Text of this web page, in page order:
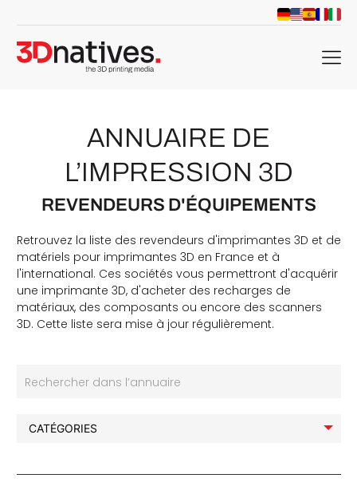
menu
ANNUAIRE DE
L’IMPRESSION 3D
REVENDEURS D'ÉQUIPEMENTS
Retrouvez la liste des revendeurs d'imprimantes 3D et de
matériels pour imprimantes 3D en France et à
l'international. Ces sociétés vous permettront d'acquérir
une imprimante 3D, d'acheter des recharges de
matériaux, des composants ou encore des scanners
3D. Cette liste sera mise à jour régulièrement.
Rechercher dans l’annuaire